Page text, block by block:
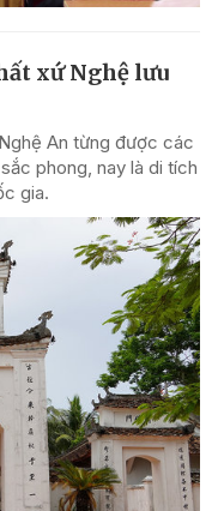
xứ Nghệ lưu
An từng được các
phong, nay là di tích
gia.